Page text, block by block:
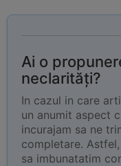
Ai o
neclarități?
In cazul in care
un anumit aspect
incurajam sa ne
completare.
sa imbunatatim